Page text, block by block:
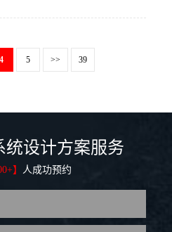
4 5 >> 39
统设计方案服务
】 人成功预约